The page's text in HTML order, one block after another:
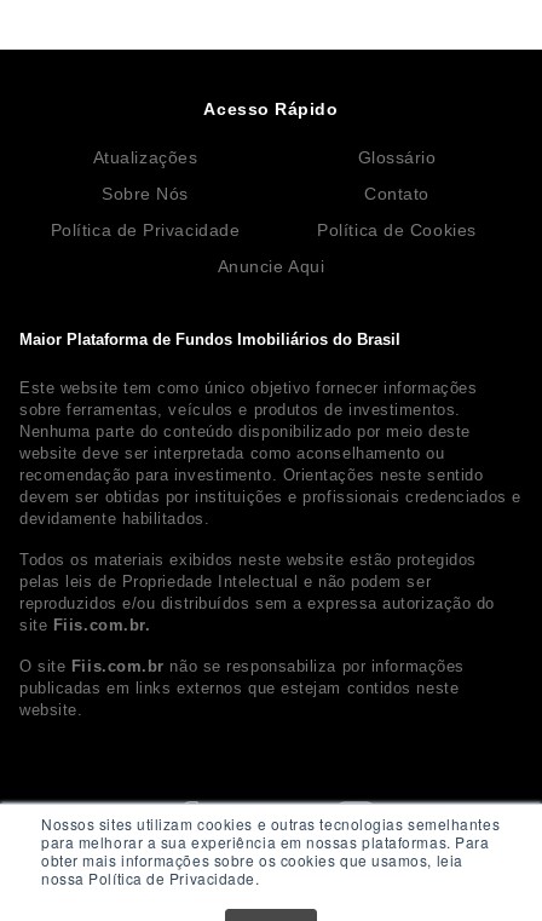
Nossos sites utilizam cookies e outras tecnologias semelhantes
para melhorar a sua experiência em nossas plataformas. Para
obter mais informações sobre os cookies que usamos, leia
nossa Política de Privacidade.
Maior Plataforma de Fundos Imobiliários do Brasil
Este website tem como único objetivo fornecer informações
sobre ferramentas, veículos e produtos de investimentos.
Nenhuma parte do conteúdo disponibilizado por meio deste
website deve ser interpretada como aconselhamento ou
recomendação para investimento. Orientações neste sentido
devem ser obtidas por instituições e profissionais credenciados e
devidamente habilitados.
Todos os materiais exibidos neste website estão protegidos
pelas leis de Propriedade Intelectual e não podem ser
reproduzidos e/ou distribuídos sem a expressa autorização do
site Fiis.com.br.
O site Fiis.com.br não se responsabiliza por informações
publicadas em links externos que estejam contidos neste
website.
Acesso Rápido
Atualizações
Glossário
Sobre Nós
Contato
Política de Privacidade
Política de Cookies
Anuncie Aqui